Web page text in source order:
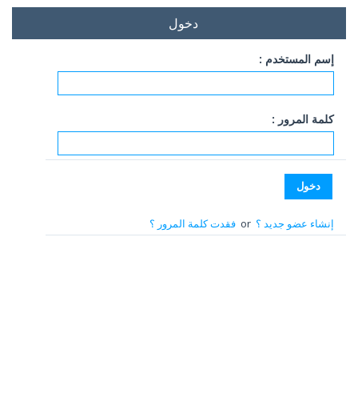
دخول
إسم المستخدم :
كلمة المرور :
إنشاء عضو جديد ؟or فقدت كلمة المرور ؟